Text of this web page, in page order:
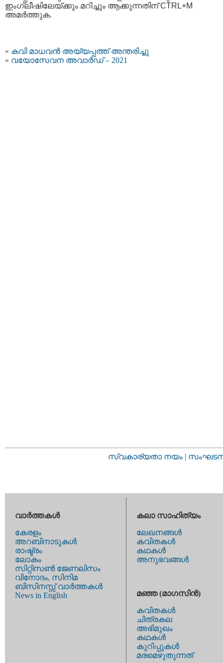
ഇംഗ്ലീഷിലേയ്ക്കും മറിച്ചും ആക്കുന്നതിന് CTRL+M
അമര്‍ത്തുക.
« കവി മാധവന്‍ അയ്യപ്പത്ത് അന്തരിച്ചു
« വയോസേവന അവാർഡ് – 2021
സ്വകാര്യതാ നയം |
വാര്‍ത്തകള്‍
കേരളം
അറബിനാടുകള്‍
രാഷ്ട്രം
ലോകം
സിറ്റിസണ്‍ ജേണലിസം
വിനോദം, സിനിമ
ബിസിനസ്സ് വാര്‍ത്തകള്‍
News in English
കലാ സാഹിത്യം
ലേഖനങ്ങള്‍
കവിതകള്‍
കഥകള്‍
അനുഭവങ്ങള്‍
മഞ്ഞ (മാഗസിന്‍)
കവിതകള്‍
ചിത്രകല
അഭിമുഖം
കഥകള്‍
കുറിപ്പുകള്‍
മരമെഴുതുന്നത്